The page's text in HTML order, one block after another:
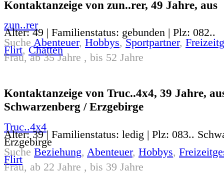
Kontaktanzeige von zun..rer, 49 Jahre, aus
zun..rer
Alter: 49 | Familienstatus: gebunden | Plz: 082..
Suche Abenteuer, Hobbys,Sportpartner,
Flirt,Chatten
Frau, ab 35 Jahre , bis 52 Jahre
Kontaktanzeige von Truc..4x4, 39 Jahre,
Schwarzenberg / Erzgebirge
Truc..4x4
Alter: 39 | Familienstatus: ledig | Plz: 083..
Erzgebirge
Suche Beziehung, Abenteuer, Hobbys,
Flirt
Frau, ab 22 Jahre , bis 39 Jahre